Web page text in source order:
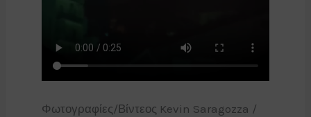
Φωτογραφίες/Βίντεος Kevin Saragozza /